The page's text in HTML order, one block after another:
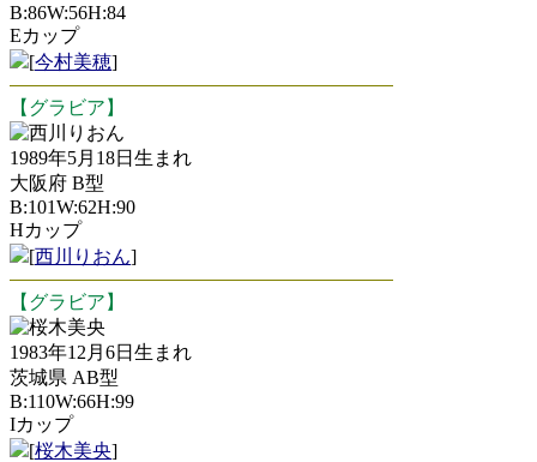
B:86W:56H:84
Eカップ
[今村美穂]
【グラビア】
西川りおん
1989年5月18日生まれ
大阪府 B型
B:101W:62H:90
Hカップ
[西川りおん]
【グラビア】
桜木美央
1983年12月6日生まれ
茨城県 AB型
B:110W:66H:99
Iカップ
[桜木美央]